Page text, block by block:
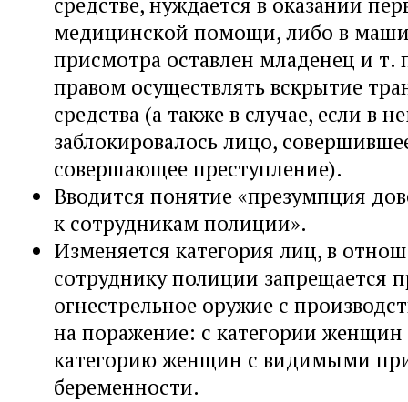
медицинской помощи, либо в
присмотра оставлен младенец и т.
правом осуществлять вскрытие
средства (а также в случае, если в
заблокировалось лицо,
совершающее преступление).
Вводится понятие «презумпция
к сотрудникам полиции».
Изменяется категория лиц, в
сотруднику полиции запрещается
огнестрельное оружие с
на поражение: с категории женщин
категорию женщин с видимыми
беременности.